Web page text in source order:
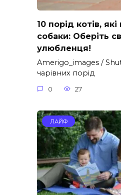
10 порід котів,
собаки: Оберіть
улюбленця!
Amerigo_images /
чарівних порід
0 27
ЛАЙФ